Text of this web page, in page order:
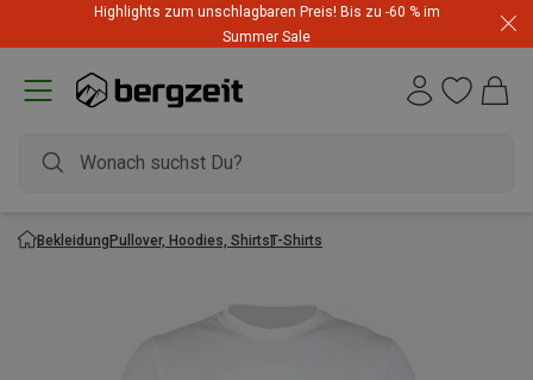
Highlights zum unschlagbaren Preis! Bis zu -60 % im
Summer Sale
BekleidungPullover, Hoodies, ShirtsT-Shirts